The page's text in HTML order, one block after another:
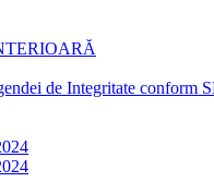
de Integritate conform